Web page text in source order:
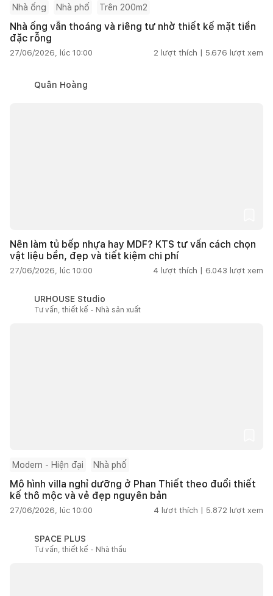
Nhà ống Nhà phố Trên 200m2
Nhà ống vẫn thoáng và riêng tư nhờ thiết kế mặt tiền
đặc rỗng
27/06/2026, lúc 10:00 2 lượt thích | 5.676 lượt xem
Quân Hoàng
Nên làm tủ bếp nhựa hay MDF? KTS tư vấn cách chọn
vật liệu bền, đẹp và tiết kiệm chi phí
27/06/2026, lúc 10:00 4 lượt thích | 6.043 lượt xem
URHOUSE Studio
Tư vấn, thiết kế - Nhà sản xuất
Modern - Hiện đại Nhà phố
Mô hình villa nghỉ dưỡng ở Phan Thiết theo đuổi thiết
kế thô mộc và vẻ đẹp nguyên bản
27/06/2026, lúc 10:00 4 lượt thích | 5.872 lượt xem
SPACE PLUS
Tư vấn, thiết kế - Nhà thầu